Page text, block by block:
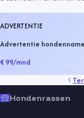
ADVERTENTIE
Advertentie
€ 99/mnd
Hondenrassen